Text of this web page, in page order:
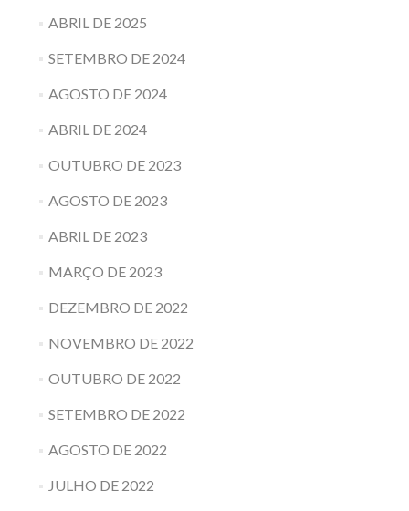
ABRIL DE 2025
SETEMBRO DE 2024
AGOSTO DE 2024
ABRIL DE 2024
OUTUBRO DE 2023
AGOSTO DE 2023
ABRIL DE 2023
MARÇO DE 2023
DEZEMBRO DE 2022
NOVEMBRO DE 2022
OUTUBRO DE 2022
SETEMBRO DE 2022
AGOSTO DE 2022
JULHO DE 2022